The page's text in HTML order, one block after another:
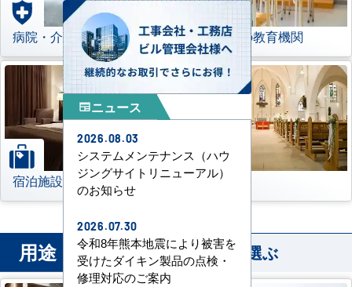
病院・介護施設 学校などの教育機関
宿泊施設 その他
用途 から業務用エアコンを選ぶ
newspaperニュース
2026.08.03
システムメンテナンス（ハウ
ジングサイトリニューアル）
のお知らせ
2026.07.30
令和8年熊本地震により被害を
受けたダイキン製品の点検・
修理対応のご案内